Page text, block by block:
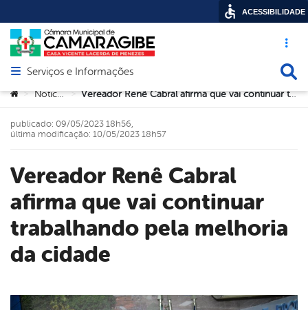
Acesso
Abrir menu principal de navegação
Serviços e Informações
Você está aqui:
> Noticias > Vereador Renê Cabral afirma que vai continuar trabalhando pela melhoria da cidade
Vereador Renê Cabral
afirma que vai continuar
trabalhando pela melhoria
da cidade
publicado: 09/05/2023 18h56,
última modificação: 10/05/2023 18h57
ACESSIBILIDADE